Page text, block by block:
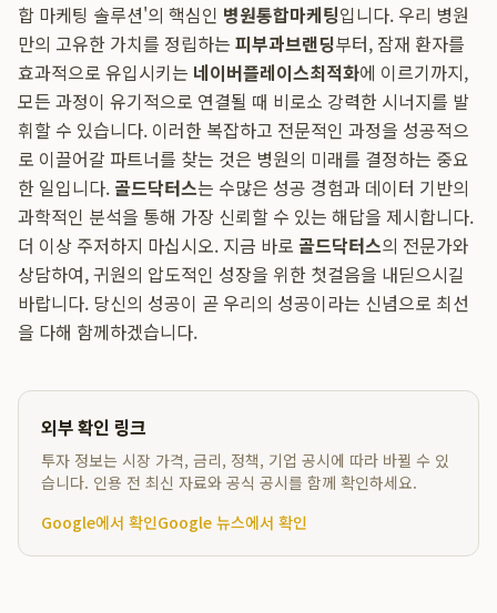
합 마케팅 솔루션'의 핵심인 병원통합마케팅입니다. 우리 병원
만의 고유한 가치를 정립하는 피부과브랜딩부터, 잠재 환자를
효과적으로 유입시키는 네이버플레이스최적화에 이르기까지,
모든 과정이 유기적으로 연결될 때 비로소 강력한 시너지를 발
휘할 수 있습니다. 이러한 복잡하고 전문적인 과정을 성공적으
로 이끌어갈 파트너를 찾는 것은 병원의 미래를 결정하는 중요
한 일입니다. 골드닥터스는 수많은 성공 경험과 데이터 기반의
과학적인 분석을 통해 가장 신뢰할 수 있는 해답을 제시합니다.
더 이상 주저하지 마십시오. 지금 바로 골드닥터스의 전문가와
상담하여, 귀원의 압도적인 성장을 위한 첫걸음을 내딛으시길
바랍니다. 당신의 성공이 곧 우리의 성공이라는 신념으로 최선
을 다해 함께하겠습니다.
외부 확인 링크
투자 정보는 시장 가격, 금리, 정책, 기업 공시에 따라 바뀔 수 있
습니다. 인용 전 최신 자료와 공식 공시를 함께 확인하세요.
Google에서 확인Google 뉴스에서 확인